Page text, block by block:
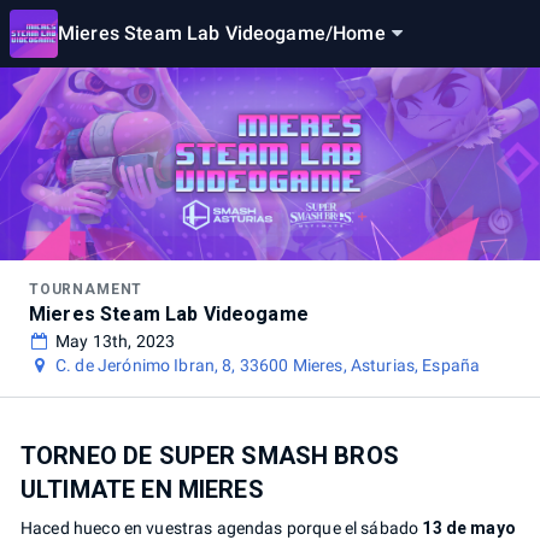
Mieres Steam Lab Videogame/Home
TOURNAMENT
Mieres Steam Lab Videogame
May 13th, 2023
C. de Jerónimo Ibran, 8, 33600 Mieres, Asturias, España
TORNEO DE SUPER SMASH BROS
ULTIMATE EN MIERES
Haced hueco en vuestras agendas porque el sábado 13 de mayo